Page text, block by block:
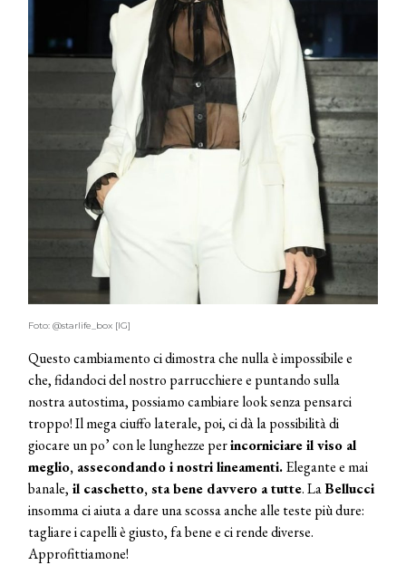
Foto: @starlife_box [IG]
Questo cambiamento ci dimostra che nulla è impossibile e
che, fidandoci del nostro parrucchiere e puntando sulla
nostra autostima, possiamo cambiare look senza pensarci
troppo! Il mega ciuffo laterale, poi, ci dà la possibilità di
giocare un po’ con le lunghezze perincorniciare il viso al
meglio, assecondando i nostri lineamenti.Elegante e mai
banale, il caschetto, sta bene davvero a tutte. LaBellucci
insomma ci aiuta a dare una scossa anche alle teste più dure:
tagliare i capelli è giusto, fa bene e ci rende diverse.
Approfittiamone!